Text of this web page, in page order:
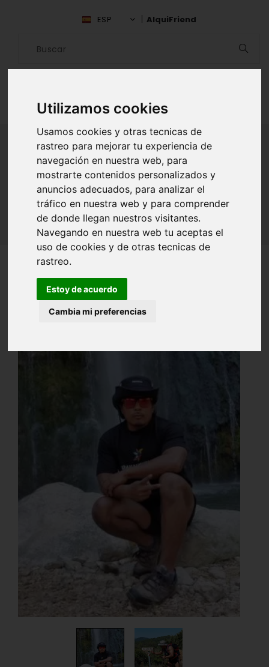
Utilizamos cookies
Usamos cookies y otras tecnicas de
rastreo para mejorar tu experiencia de
navegación en nuestra web, para
mostrarte contenidos personalizados y
anuncios adecuados, para analizar el
tráfico en nuestra web y para comprender
de donde llegan nuestros visitantes.
Navegando en nuestra web tu aceptas el
uso de cookies y de otras tecnicas de
rastreo.
Estoy de acuerdo
Cambia mi preferencias
ESP AlquiFriend
ALQUILAR AMIGO
Inicio Amigos Valencia Cesar Diaz